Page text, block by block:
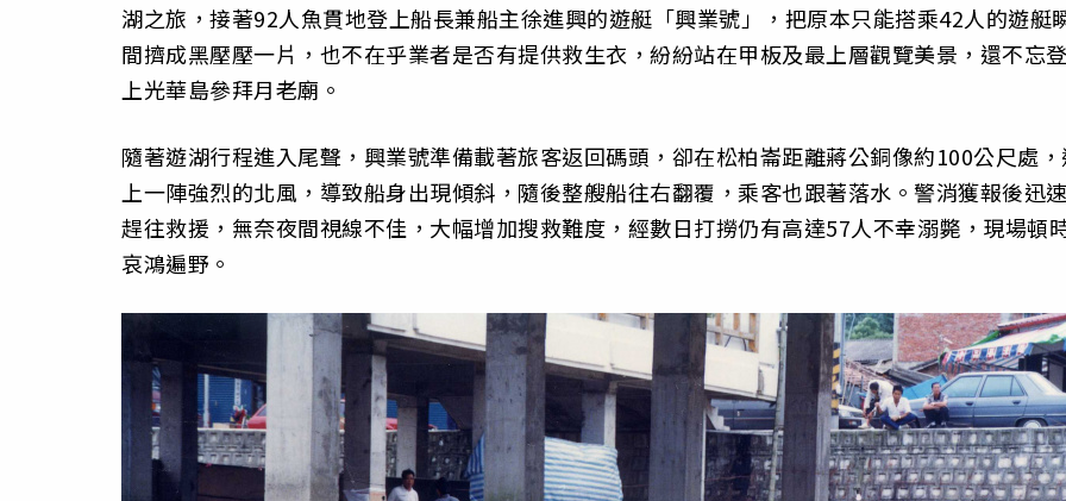
湖之旅，接著92人魚貫地登上船長兼船主徐進興的遊艇「興業號」，把原本只能搭乘42人的遊艇
間擠成黑壓壓一片，也不在乎業者是否有提供救生衣，紛紛站在甲板及最上層觀覽美景，還不忘
上光華島參拜月老廟。
隨著遊湖行程進入尾聲，興業號準備載著旅客返回碼頭，卻在松柏崙距離蔣公銅像約100公尺處
上一陣強烈的北風，導致船身出現傾斜，隨後整艘船往右翻覆，乘客也跟著落水。警消獲報後迅
趕往救援，無奈夜間視線不佳，大幅增加搜救難度，經數日打撈仍有高達57人不幸溺斃，現場頓
哀鴻遍野。